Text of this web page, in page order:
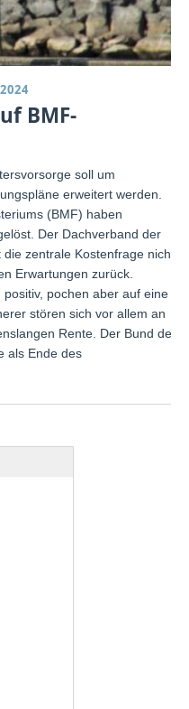
BMF-
soll um
erweitert werden.
(BMF) haben
Der Dachverband der
zentrale Kostenfrage nicht
Erwartungen zurück.
pochen aber auf eine
stören sich vor allem an
Rente. Der Bund der
als Ende des